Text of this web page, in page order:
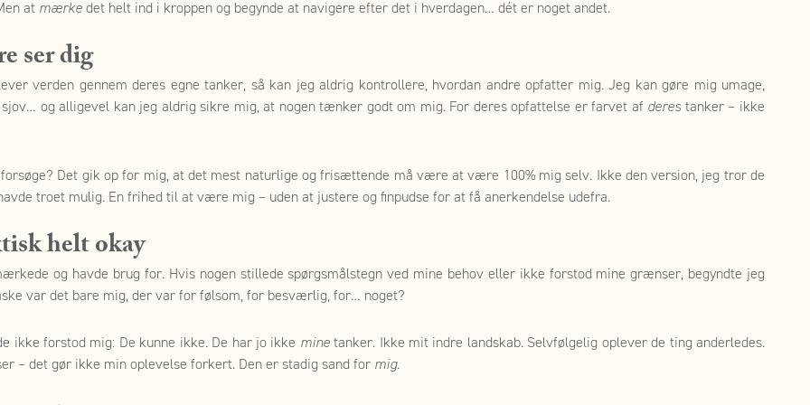
at mærkedet helt ind i kroppen og begynde at navigere efter det i hverdagen… dét er noget andet.
ser dig
verden gennem deres egne tanker, så kan jeg aldrig kontrollere, hvordan andre opfatter mig. Jeg kan gøre mig umage,
og alligevel kan jeg aldrig sikre mig, at nogen tænker godt om mig. For deres opfattelse er farvet af derestanker – ikke
Det gik op for mig, at det mest naturlige og frisættende må være at være 100% mig selv. Ikke den version, jeg tror de
troet mulig. En frihed til at være mig – uden at justere og finpudse for at få anerkendelse udefra.
helt okay
og havde brug for. Hvis nogen stillede spørgsmålstegn ved mine behov eller ikke forstod mine grænser, begyndte jeg
var det bare mig, der var for følsom, for besværlig, for… noget?
ikke forstod mig: De kunne ikke. De har jo ikke minetanker. Ikke mit indre landskab. Selvfølgelig oplever de ting anderledes.
– det gør ikke min oplevelse forkert. Den er stadig sand for mig.